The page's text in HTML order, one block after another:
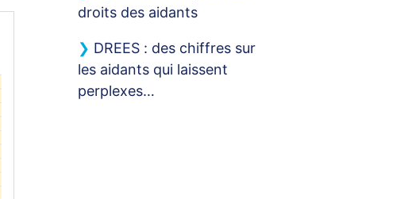
droits des aidants
DREES : des chiffres sur
les aidants qui laissent
perplexes…